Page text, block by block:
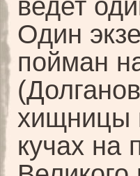
ведет
Один
пойман
хищницы
кучах на